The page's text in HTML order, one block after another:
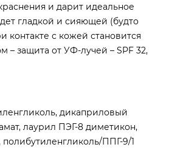
и дарит идеальное
гладкой и сияющей (будто
с кожей становится
– защита от УФ-лучей – SPF 32,
дикаприловый
лаурил ПЭГ-8 диметикон,
ППГ-9/1